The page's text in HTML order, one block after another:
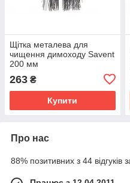
Щітка металева для
чищення димоходу Savent
200 мм
263 ₴
Купити
Про нас
88% позитивних з 44 відгуків